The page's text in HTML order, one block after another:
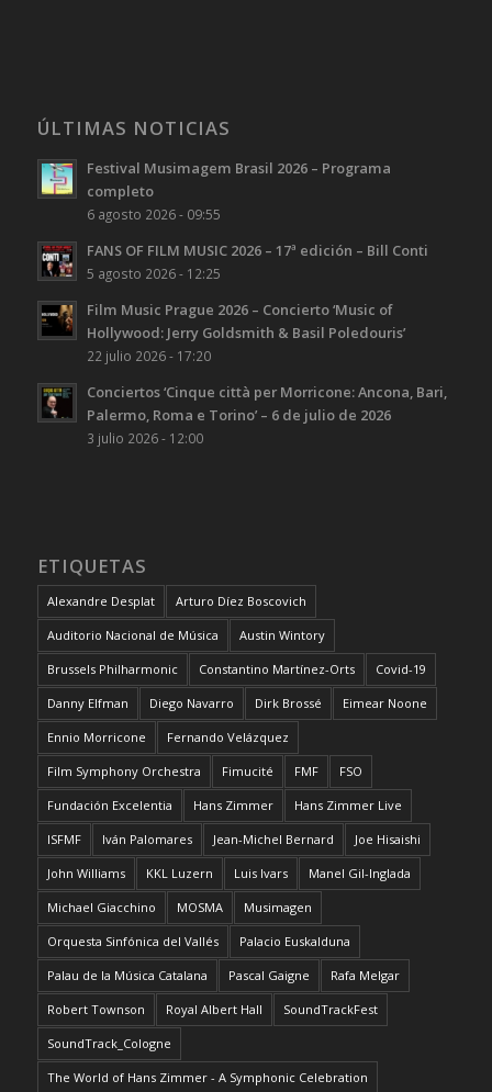
ÚLTIMAS NOTICIAS
Festival Musimagem Brasil 2026 – Programa
completo
6 agosto 2026 - 09:55
FANS OF FILM MUSIC 2026 – 17ª edición – Bill Conti
5 agosto 2026 - 12:25
Film Music Prague 2026 – Concierto ‘Music of
Hollywood: Jerry Goldsmith & Basil Poledouris’
22 julio 2026 - 17:20
Conciertos ‘Cinque città per Morricone: Ancona, Bari,
Palermo, Roma e Torino’ – 6 de julio de 2026
3 julio 2026 - 12:00
ETIQUETAS
Alexandre Desplat Arturo Díez Boscovich
Auditorio Nacional de Música Austin Wintory
Brussels Philharmonic Constantino Martínez-Orts Covid-19
Danny Elfman Diego Navarro Dirk Brossé Eimear Noone
Ennio Morricone Fernando Velázquez
Film Symphony Orchestra Fimucité FMF FSO
Fundación Excelentia Hans Zimmer Hans Zimmer Live
ISFMF Iván Palomares Jean-Michel Bernard Joe Hisaishi
John Williams KKL Luzern Luis Ivars Manel Gil-Inglada
Michael Giacchino MOSMA Musimagen
Orquesta Sinfónica del Vallés Palacio Euskalduna
Palau de la Música Catalana Pascal Gaigne Rafa Melgar
Robert Townson Royal Albert Hall SoundTrackFest
SoundTrack_Cologne
The World of Hans Zimmer - A Symphonic Celebration